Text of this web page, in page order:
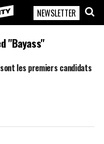
NEWSLETTER
"Bayass"
les premiers candidats